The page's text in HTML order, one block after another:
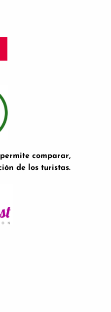
comparar,
de los turistas.